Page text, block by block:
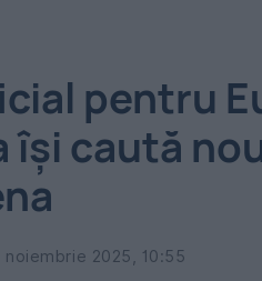
pentru
își caută
noiembrie 2025, 10:55